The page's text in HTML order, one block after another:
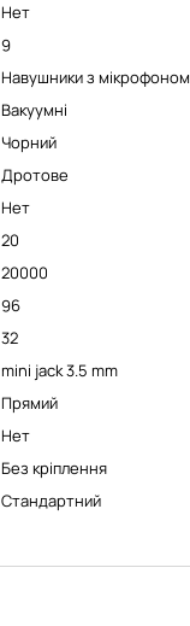
Нет
9
Навушники з мікрофоном
Вакуумні
Чорний
Дротове
Нет
20
20000
96
32
mini jack 3.5 mm
Прямий
Нет
Без кріплення
Стандартний